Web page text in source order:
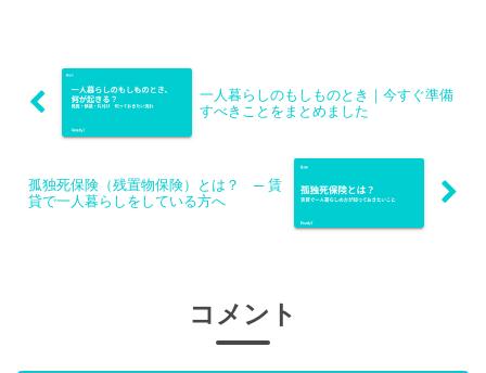
一人暮らしのもしものとき｜今すぐ準備
すべきことをまとめました
孤独死保険（残置物保険）とは？ ─ 賃
貸で一人暮らしをしている方へ
コメント